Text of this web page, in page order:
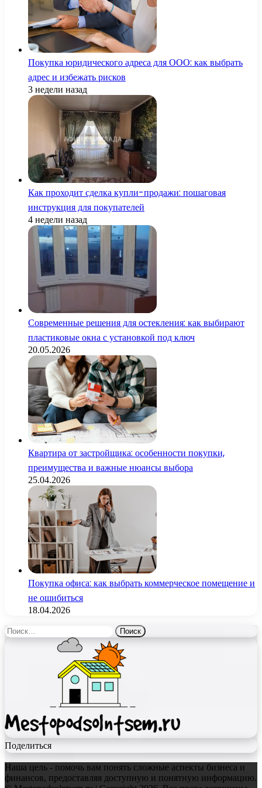
Покупка юридического адреса для ООО: как выбрать
адрес и избежать рисков
3 недели назад
Как проходит сделка купли-продажи: пошаговая
инструкция для покупателей
4 недели назад
Современные решения для остекления: как выбирают
пластиковые окна с установкой под ключ
20.05.2026
Квартира от застройщика: особенности покупки,
преимущества и важные нюансы выбора
25.04.2026
Покупка офиса: как выбрать коммерческое помещение и
не ошибиться
18.04.2026
Найти:
Поделиться
Наша цель - помочь вам понять сложные аспекты бизнеса и
финансов, предоставляя доступную и понятную информацию.